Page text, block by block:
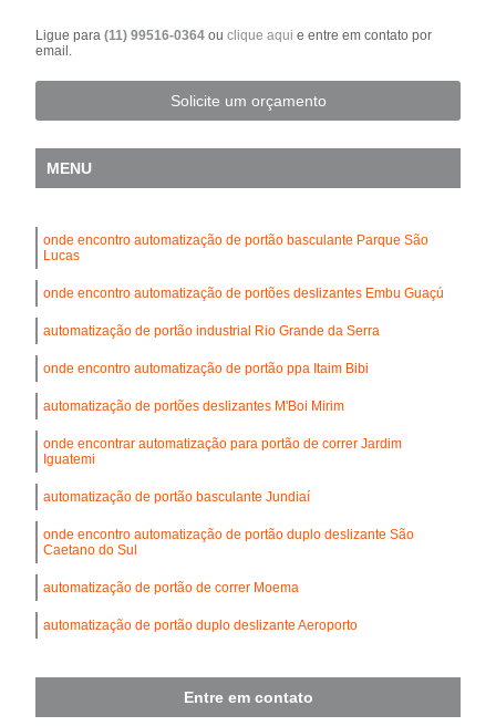
Ligue para(11) 99516-0364ouclique aqui e entre em contato por
email.
Solicite um orçamento
MENU
onde encontro automatização de portão basculante Parque São
Lucas
onde encontro automatização de portões deslizantes Embu Guaçú
automatização de portão industrial Rio Grande da Serra
onde encontro automatização de portão ppa Itaim Bibi
automatização de portões deslizantes M'Boi Mirim
onde encontrar automatização para portão de correr Jardim
Iguatemi
automatização de portão basculante Jundiaí
onde encontro automatização de portão duplo deslizante São
Caetano do Sul
automatização de portão de correr Moema
automatização de portão duplo deslizante Aeroporto
Entre em contato